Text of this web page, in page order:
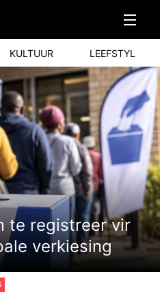
KULTUUR LEEFSTYL
te registreer vir
verkiesing